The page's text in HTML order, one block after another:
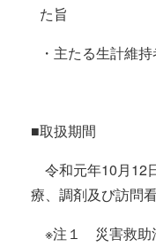
た旨
・主たる生計維
■取扱期間
令和元年10月12
療、調剤及び訪問
※注１ 災害救助